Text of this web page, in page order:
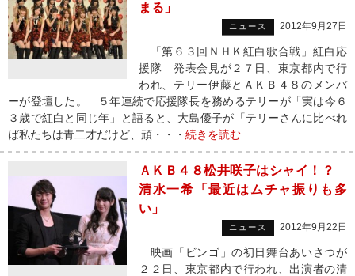
まる」
ニュース 2012年9月27日
「第６３回ＮＨＫ紅白歌合戦」紅白応
援隊 発表会見が２７日、東京都内で行
われ、テリー伊藤とＡＫＢ４８のメンバ
ーが登壇した。 ５年連続で応援隊長を務めるテリーが「実は今６
３歳で紅白と同じ年」と語ると、大島優子が「テリーさんに比べれ
ば私たちは青二才だけど、頑・・・ 続きを読む
ＡＫＢ４８松井咲子はシャイ！？
清水一希「最近はムチャ振りも多
い」
ニュース 2012年9月22日
映画「ビンゴ」の初日舞台あいさつが
２２日、東京都内で行われ、出演者の清